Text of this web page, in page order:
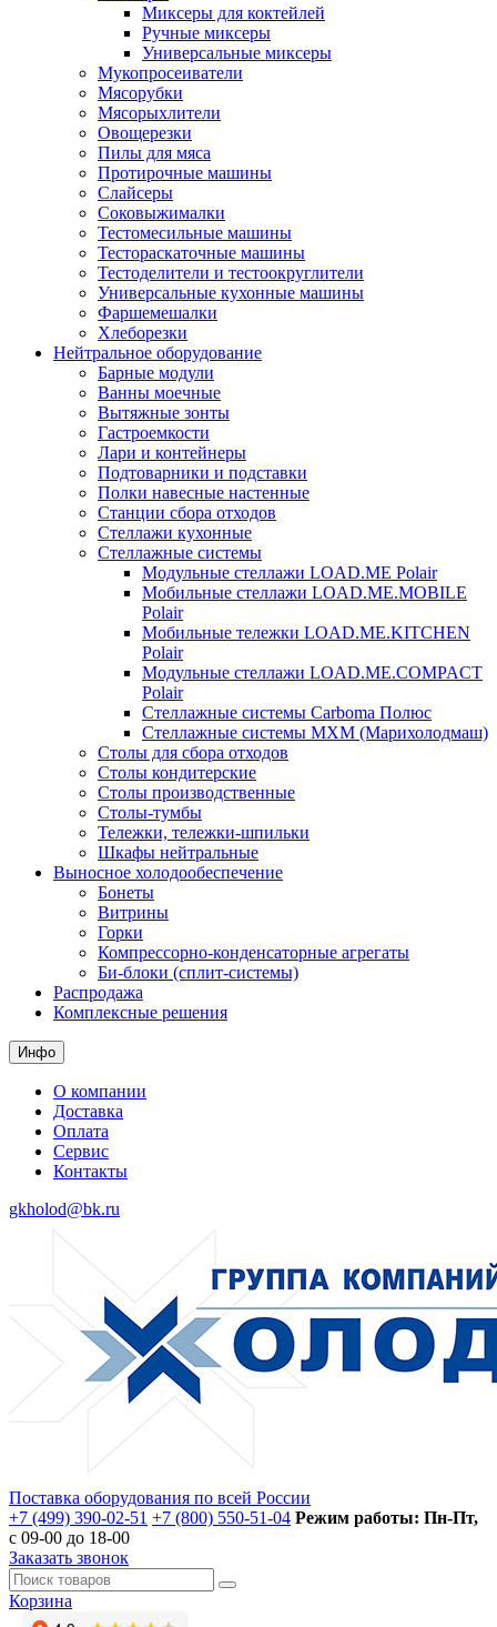
Миксеры для коктейлей
Ручные миксеры
Универсальные миксеры
Мукопросеиватели
Мясорубки
Мясорыхлители
Овощерезки
Пилы для мяса
Протирочные машины
Слайсеры
Соковыжималки
Тестомесильные машины
Тестораскаточные машины
Тестоделители и тестоокруглители
Универсальные кухонные машины
Фаршемешалки
Хлеборезки
Нейтральное оборудование
Барные модули
Ванны моечные
Вытяжные зонты
Гастроемкости
Лари и контейнеры
Подтоварники и подставки
Полки навесные настенные
Станции сбора отходов
Стеллажи кухонные
Стеллажные системы
Модульные стеллажи LOAD.ME Polair
Мобильные стеллажи LOAD.ME.MOBILE
Polair
Мобильные тележки LOAD.ME.KITCHEN
Polair
Модульные стеллажи LOAD.ME.COMPACT
Polair
Стеллажные системы Carboma Полюс
Стеллажные системы МХМ (Марихолодмаш)
Столы для сбора отходов
Столы кондитерские
Столы производственные
Столы-тумбы
Тележки, тележки-шпильки
Шкафы нейтральные
Выносное холодообеспечение
Бонеты
Витрины
Горки
Компрессорно-конденсаторные агрегаты
Би-блоки (сплит-системы)
Распродажа
Комплексные решения
Инфо
О компании
Доставка
Оплата
Сервис
Контакты
gkholod@bk.ru
Поставка оборудования по всей России
+7 (499) 390-02-51 +7 (800) 550-51-04 Режим работы: Пн-Пт,
с 09-00 до 18-00
Заказать звонок
Корзина